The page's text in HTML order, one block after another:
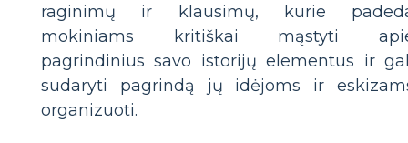
raginimų ir klausimų, kurie
mokiniams kritiškai mąstyti
pagrindinius savo istorijų elementus ir
sudaryti pagrindą jų idėjoms ir
organizuoti.